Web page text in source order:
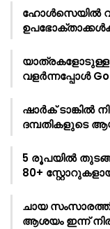
ഹോൾസെയിൽ
യാത്രകളോടുള്ള
വളർന്നപ്പോൾ
ഷാർക്‌ ടാങ്കിൽ
ദമ്പതികളുടെ
5 രൂപയിൽ
80+
ചായ
ആശയം ഇന്ന്